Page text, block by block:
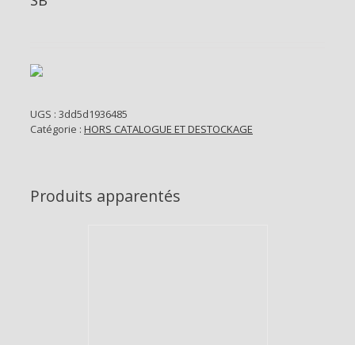
UGS : 3dd5d1936485
Catégorie : HORS CATALOGUE ET DESTOCKAGE
Produits apparentés